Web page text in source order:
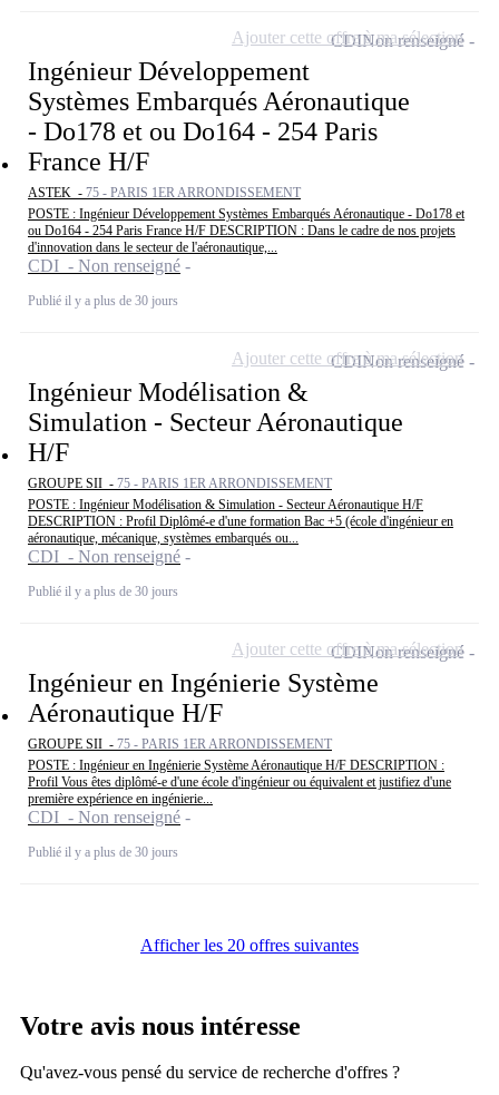
Ingénieur Développement
Systèmes Embarqués Aéronautique
- Do178 et ou Do164 - 254 Paris
France H/F
ASTEK - 75 - PARIS 1ER ARRONDISSEMENT
POSTE : Ingénieur Développement Systèmes Embarqués Aéronautique - Do178 et
ou Do164 - 254 Paris France H/F DESCRIPTION : Dans le cadre de nos projets
d'innovation dans le secteur de l'aéronautique,...
CDI - Non renseigné
Publié il y a plus de 30 jours
CDINon renseigné
Ajouter cette offre à ma sélection
Ingénieur Modélisation &
Simulation - Secteur Aéronautique
H/F
GROUPE SII - 75 - PARIS 1ER ARRONDISSEMENT
POSTE : Ingénieur Modélisation & Simulation - Secteur Aéronautique H/F
DESCRIPTION : Profil Diplômé-e d'une formation Bac +5 (école d'ingénieur en
aéronautique, mécanique, systèmes embarqués ou...
CDI - Non renseigné
Publié il y a plus de 30 jours
CDINon renseigné
Ajouter cette offre à ma sélection
Ingénieur en Ingénierie Système
Aéronautique H/F
GROUPE SII - 75 - PARIS 1ER ARRONDISSEMENT
POSTE : Ingénieur en Ingénierie Système Aéronautique H/F DESCRIPTION :
Profil Vous êtes diplômé-e d'une école d'ingénieur ou équivalent et justifiez d'une
première expérience en ingénierie...
CDI - Non renseigné
Publié il y a plus de 30 jours
CDINon renseigné
Ajouter cette offre à ma sélection
Afficher les 20 offres suivantes
Votre avis nous intéresse
Qu'avez-vous pensé du service de recherche d'offres ?